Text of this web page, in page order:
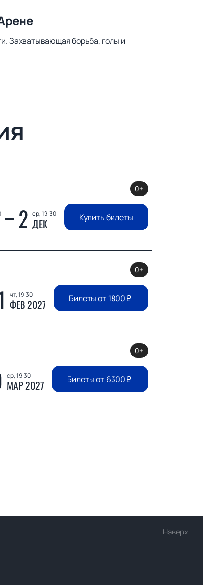
Захватывающая борьба, голы и
2 ср, 19:30
ДЕК
0+
Купить билеты
чт, 19:30
ФЕВ 2027
0+
Билеты от 1800₽
ср, 19:30
МАР 2027
0+
Билеты от 6300₽
Наверх